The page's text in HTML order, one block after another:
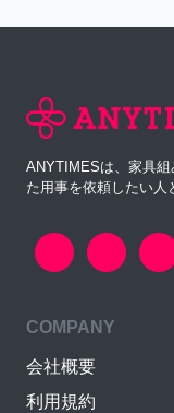
ANYTIMESは、家具
た用事を依頼したい人
COMPANY
会社概要
利用規約